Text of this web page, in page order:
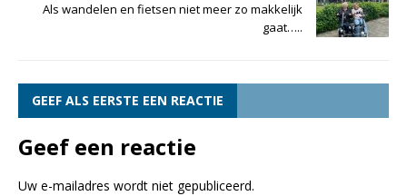
Als wandelen en fietsen niet meer zo makkelijk
gaat…..
GEEF ALS EERSTE EEN REACTIE
Geef een reactie
Uw e-mailadres wordt niet gepubliceerd.